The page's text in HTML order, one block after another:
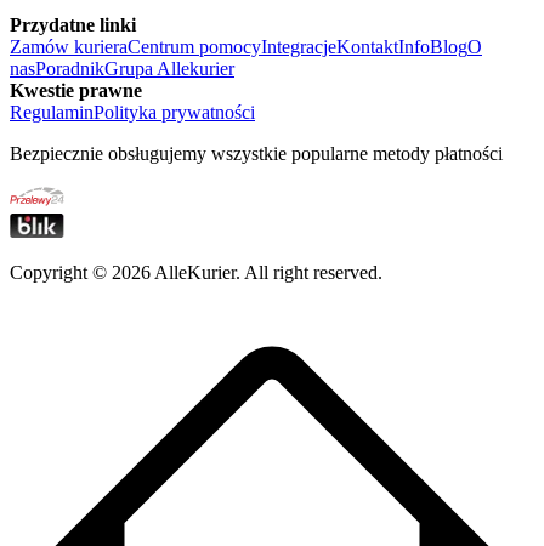
Przydatne linki
Zamów kurieraCentrum pomocyIntegracjeKontaktInfoBlogO
nasPoradnikGrupa Allekurier
Kwestie prawne
RegulaminPolityka prywatności
Bezpiecznie obsługujemy wszystkie popularne metody płatności
Copyright © 2026 AlleKurier. All right reserved.